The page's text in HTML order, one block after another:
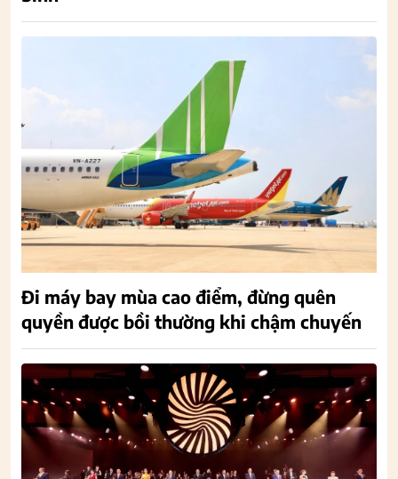
Đi máy bay mùa cao điểm, đừng quên
quyền được bồi thường khi chậm chuyến